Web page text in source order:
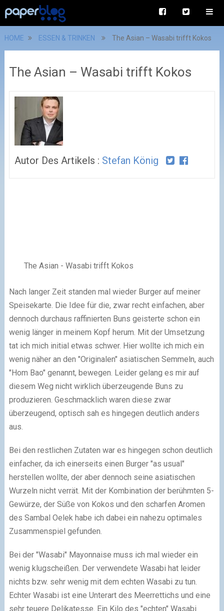
HOME ESSEN & TRINKEN The Asian – Wasabi trifft Kokos
The Asian – Wasabi trifft Kokos
Autor Des Artikels : Stefan König
The Asian - Wasabi trifft Kokos
Nach langer Zeit standen mal wieder Burger auf meiner
Speisekarte. Die Idee für die, zwar recht einfachen, aber
dennoch durchaus raffinierten Buns geisterte schon ein
wenig länger in meinem Kopf herum. Mit der Umsetzung
tat ich mich initial etwas schwer. Hier wollte ich mich ein
wenig näher an den "Originalen" asiatischen Semmeln, auch
"Hom Bao" genannt, bewegen. Leider gelang es mir auf
diesem Weg nicht wirklich überzeugende Buns zu
produzieren. Geschmacklich waren diese zwar
überzeugend, optisch sah es hingegen deutlich anders
aus.
Bei den restlichen Zutaten war es hingegen schon deutlich
einfacher, da ich einerseits einen Burger "as usual"
herstellen wollte, der aber dennoch seine asiatischen
Wurzeln nicht verrät. Mit der Kombination der berühmten 5-
Gewürze, der Süße von Kokos und den scharfen Aromen
des Sambal Oelek habe ich dabei ein nahezu optimales
Zusammenspiel gefunden.
Bei der "Wasabi" Mayonnaise muss ich mal wieder ein
wenig klugscheißen. Der verwendete Wasabi hat leider
nichts bzw. sehr wenig mit dem echten Wasabi zu tun.
Echter Wasabi ist eine Unterart des Meerrettichs und eine
sehr teuere Delikatesse. Ein Kilo des "echten" Wasabi